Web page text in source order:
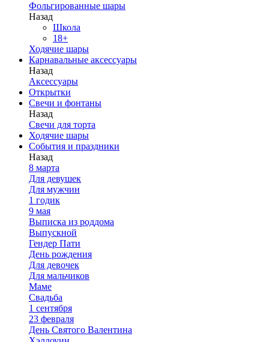
Фольгированные шары
Назад
Школа
18+
Ходячие шары
Карнавальные аксессуары
Назад
Аксессуары
Открытки
Свечи и фонтаны
Назад
Свечи для торта
Ходячие шары
События и праздники
Назад
8 марта
Для девушек
Для мужчин
1 годик
9 мая
Выписка из роддома
Выпускной
Гендер Пати
День рождения
Для девочек
Для мальчиков
Маме
Свадьба
1 сентября
23 февраля
День Святого Валентина